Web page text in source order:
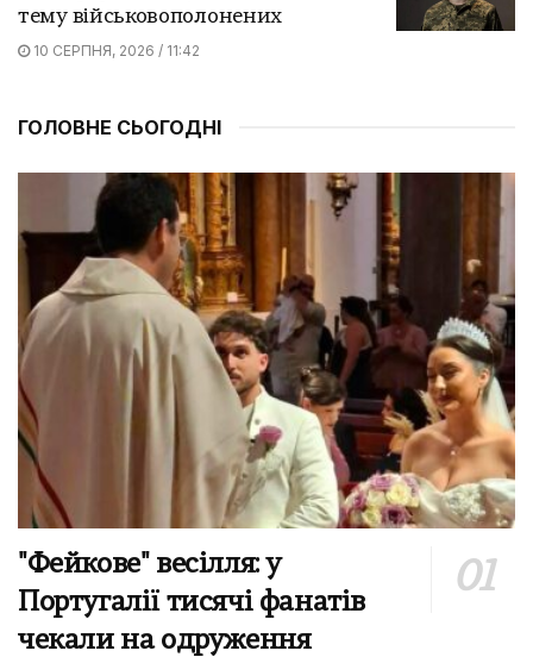
тему військовополонених
10 СЕРПНЯ, 2026 / 11:42
ГОЛОВНЕ СЬОГОДНІ
"Фейкове" весілля: у
Португалії тисячі фанатів
чекали на одруження